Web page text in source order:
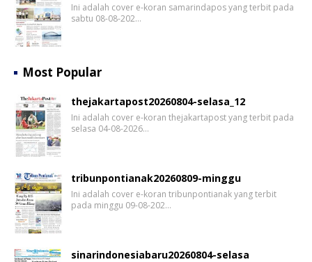
Ini adalah cover e-koran samarindapos yang terbit pada
sabtu 08-08-202…
Most Popular
thejakartapost20260804-selasa_12
Ini adalah cover e-koran thejakartapost yang terbit pada
selasa 04-08-2026…
tribunpontianak20260809-minggu
Ini adalah cover e-koran tribunpontianak yang terbit
pada minggu 09-08-202…
sinarindonesiabaru20260804-selasa